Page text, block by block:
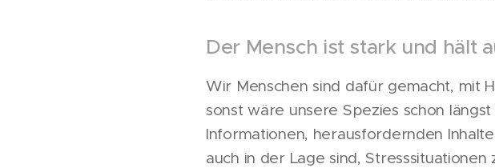
Der Mensch ist stark und hält
Wir Menschen sind dafür gemacht, mit
sonst wäre unsere Spezies schon
Informationen, herausfordernden
auch in der Lage sind,